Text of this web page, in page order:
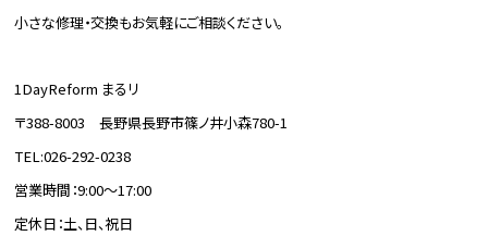
小さな修理・交換もお気軽にご相談ください。
1DayReform まるリ
〒388-8003 長野県長野市篠ノ井小森780-1
TEL:026-292-0238
営業時間：9:00～17:00
定休日：土、日、祝日